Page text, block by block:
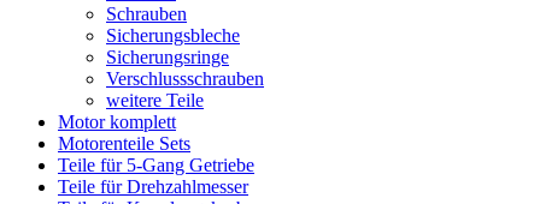
Schrauben
Sicherungsbleche
Sicherungsringe
Verschlussschrauben
weitere Teile
Motor komplett
Motorenteile Sets
Teile für 5-Gang Getriebe
Teile für Drehzahlmesser